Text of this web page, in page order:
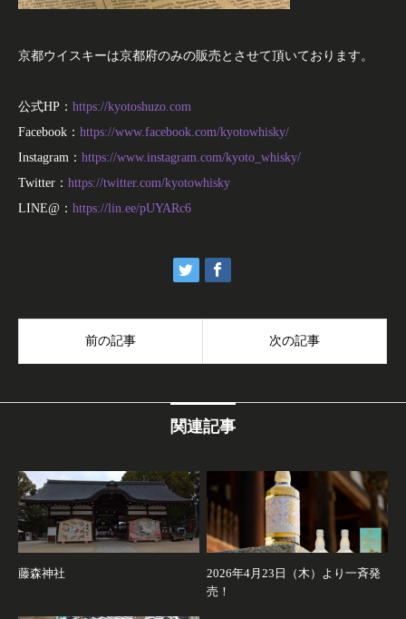
京都ウイスキーは京都府のみの販売とさせて頂いております。
公式HP： https://kyotoshuzo.com
Facebook： https://www.facebook.com/kyotowhisky/
Instagram： https://www.instagram.com/kyoto_whisky/
Twitter： https://twitter.com/kyotowhisky
LINE@： https://lin.ee/pUYARc6
前の記事 次の記事
関連記事
藤森神社
2026年4月23日（木）より一斉発
売！